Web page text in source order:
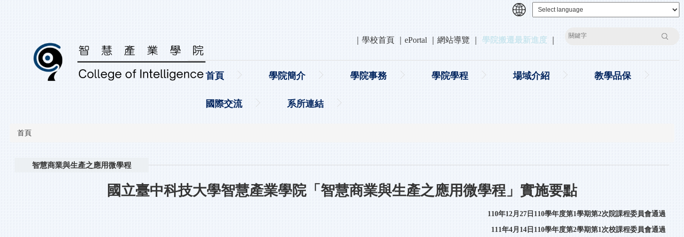
學校首頁 ePortal 網站導覽 學院搬遷最新進度 搜尋
首頁 學院簡介 學院事務 學院學程 場域介紹 教學品保
國際交流 系所連結
首頁
智慧商業與生產之應用微學程
國立臺中科技大學智慧產業學院「智慧商業與生產之應用微學程」實施要點
110年12月27日110學年度第1學期第2次院課程委員會通過
111年4月14日110學年度第2學期第1次校課程委員會通過